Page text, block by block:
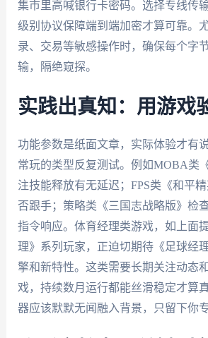
集市里高喊银行卡密码。选择专线传
级别协议保障端到端加密才算可靠。
录、交易等敏感操作时，确保每个字
输，隔绝窥探。
实践出真知：用游戏
功能参数是纸面文章，实际体验才有
常玩的类型反复测试。例如MOBA类
注技能释放有无延迟；FPS类《和平
否跟手；策略类《三国志战略版》检
指令响应。体育经理类游戏，如上面
理》系列玩家，正迫切期待《足球经
擎和新特性。这类需要长期关注动态
戏，持续数月运行都能丝滑稳定才算
器应该默默无闻融入背景，只留下你